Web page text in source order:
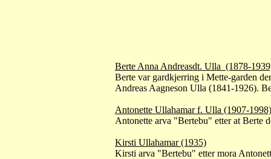
Berte Anna Andreasdt. Ulla (1878-
Berte var gardkjerring i Mette-garden
Andreas Aagneson Ulla (1841-1926).
Antonette Ullahamar f. Ulla (1907-1998)
Antonette arva "Bertebu" etter at Berte
Kirsti Ullahamar (1935)
Kirsti arva "Bertebu" etter mora